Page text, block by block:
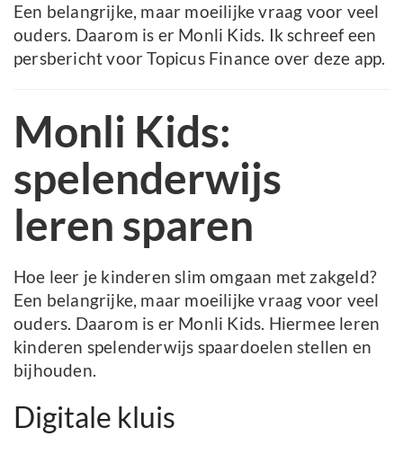
Een belangrijke, maar moeilijke vraag voor veel
ouders. Daarom is er Monli Kids. Ik schreef een
persbericht voor Topicus Finance over deze app.
Monli Kids:
spelenderwijs
leren sparen
Hoe leer je kinderen slim omgaan met zakgeld?
Een belangrijke, maar moeilijke vraag voor veel
ouders. Daarom is er Monli Kids. Hiermee leren
kinderen spelenderwijs spaardoelen stellen en
bijhouden.
Digitale kluis